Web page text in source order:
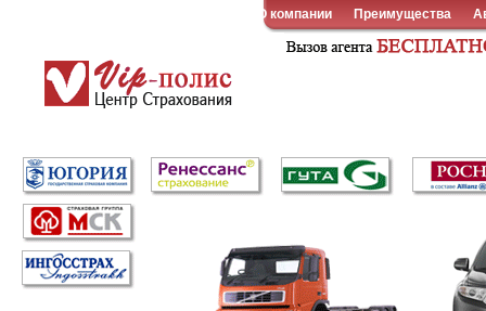
О компании Преимущества